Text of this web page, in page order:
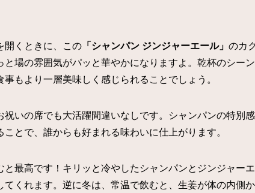
開くときに、この 「シャンパン ジンジャーエール」 のカ
場の雰囲気がパッと華やかになりますよ。乾杯のシー
もより一層美味しく感じられることでしょう。
いの席でも大活躍間違いなしです。シャンパンの特別
とで、誰からも好まれる味わいに仕上がります。
最高です！キリッと冷やしたシャンパンとジンジャーエ
くれます。逆に冬は、常温で飲むと、生姜が体の内側